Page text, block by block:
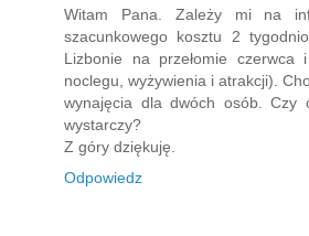
Witam Pana. Zależy mi na
szacunkowego kosztu 2
Lizbonie na przełomie czerwca
noclegu, wyżywienia i atrakcji).
wynajęcia dla dwóch osób. Czy
wystarczy?
Z góry dziękuję.
Odpowiedz